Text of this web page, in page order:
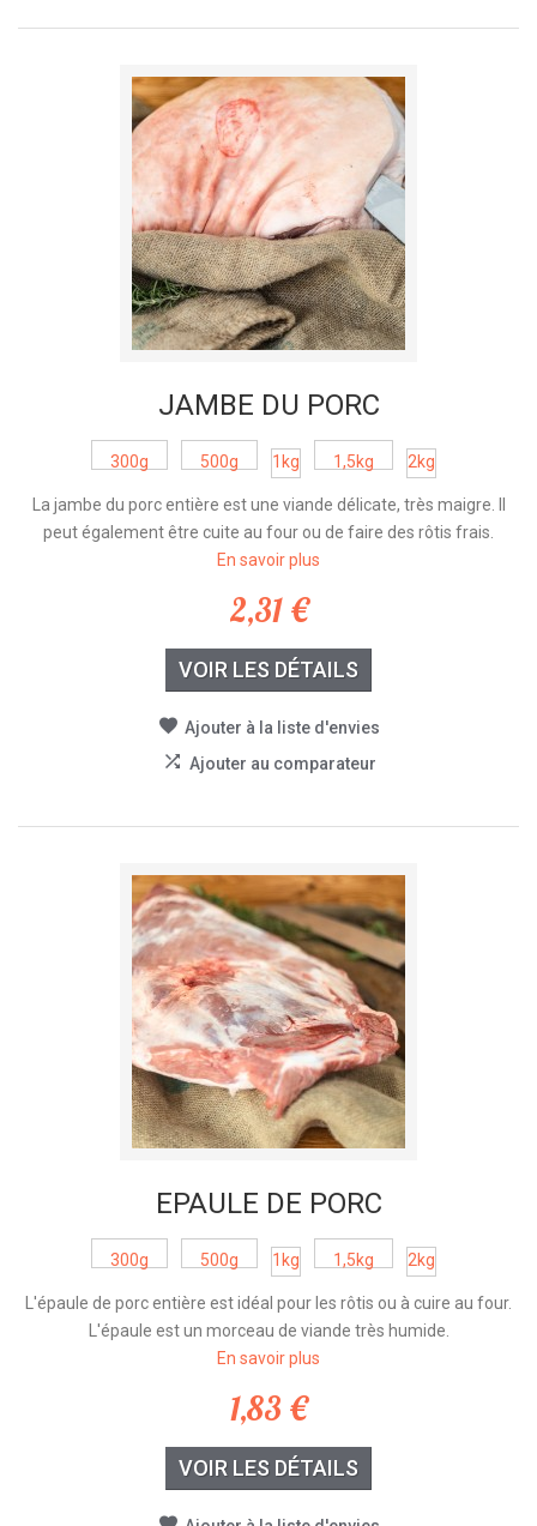
JAMBE DU PORC
300g 500g 1kg 1,5kg 2kg
La jambe du porc entière est une viande délicate, très maigre. Il
peut également être cuite au four ou de faire des rôtis frais.
En savoir plus
2,31 €
VOIR LES DÉTAILS
Ajouter à la liste d'envies
Ajouter au comparateur
ÉPAULE DE PORC
300g 500g 1kg 1,5kg 2kg
L'épaule de porc entière est idéal pour les rôtis ou à cuire au four.
L'épaule est un morceau de viande très humide.
En savoir plus
1,83 €
VOIR LES DÉTAILS